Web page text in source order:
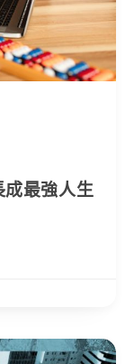
成最強人生